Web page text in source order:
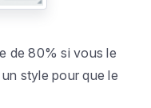
de 80% si vous le
style pour que le